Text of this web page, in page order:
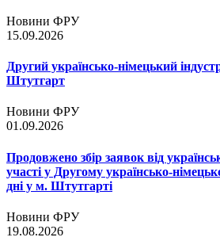
Новини ФРУ
15.09.2026
Другий українсько-німецький
Штутгарт
Новини ФРУ
01.09.2026
Продовжено збір заявок від
участі у Другому українсько-
дні у м. Штутгарті
Новини ФРУ
19.08.2026